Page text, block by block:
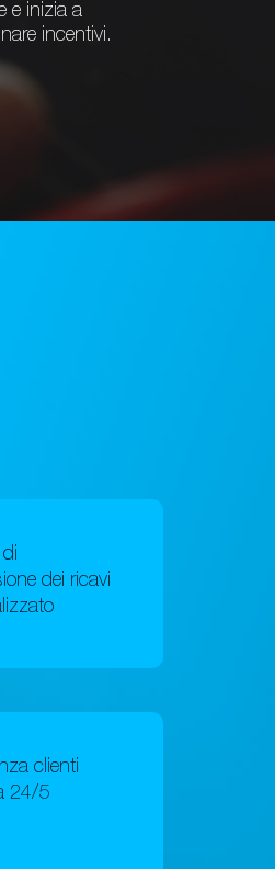
e inizia a
incentivi.
dei ricavi
clienti
24/5